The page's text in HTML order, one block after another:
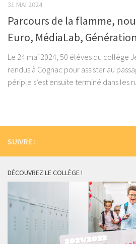
31 MAI 2024
Parcours de la flamme,
Euro, MédiaLab,
Le 24 mai 2024, 50 élèves du collège
rendus à Cognac pour assister au
périple s’est ensuite terminé dans les
SUIVRE :
DÉCOUVREZ LE COLLÈGE !